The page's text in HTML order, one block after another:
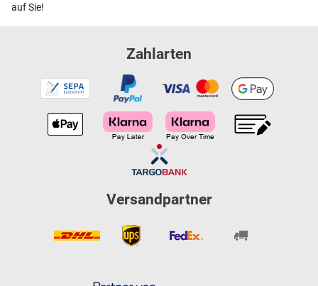
auf Sie!
Zahlarten
Versandpartner